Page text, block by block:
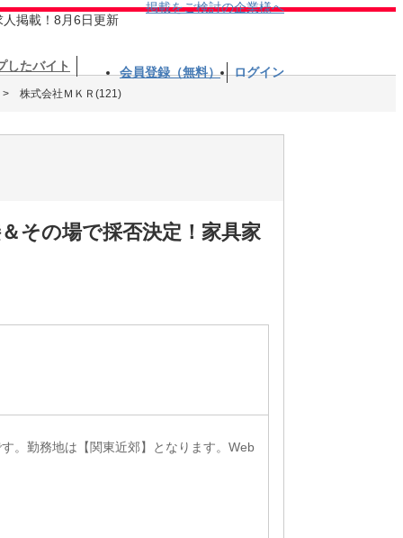
人掲載！8月6日更新
掲載をご検討の企業様へ
したバイト 会員登録（無料） ログイン
株式会社ＭＫＲ(121)
その場で採否決定！家具家
。勤務地は【関東近郊】となります。Web